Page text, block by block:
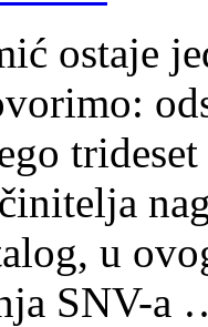
ostaje
u
SNV-a